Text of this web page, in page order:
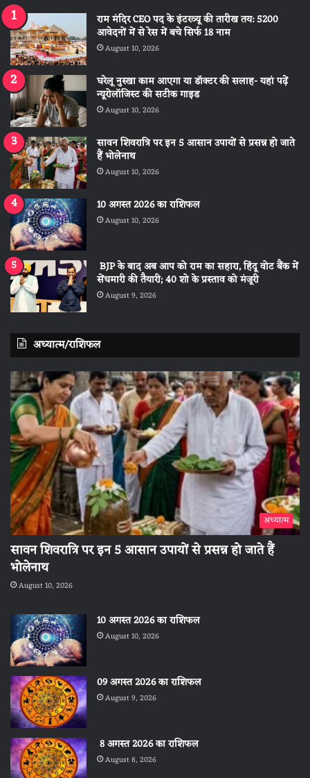
राम मंदिर CEO पद के इंटरव्यू की तारीख तय: 5200
आवेदनों में से रेस में बचे सिर्फ 18 नाम
August 10, 2026
घरेलू नुस्खा काम आएगा या डॉक्टर की सलाह- यहां पढ़ें
न्यूरोलॉजिस्ट की सटीक गाइड
August 10, 2026
सावन शिवरात्रि पर इन 5 आसान उपायों से प्रसन्न हो जाते
हैं भोलेनाथ
August 10, 2026
10 अगस्त 2026 का राशिफल
August 10, 2026
BJP के बाद अब आप को राम का सहारा, हिंदू वोट बैंक में
सेंधमारी की तैयारी; 40 शो के प्रस्ताव को मंजूरी
August 9, 2026
अध्यात्म/राशिफल
अध्यात्म
सावन शिवरात्रि पर इन 5 आसान उपायों से प्रसन्न हो जाते हैं
भोलेनाथ
August 10, 2026
10 अगस्त 2026 का राशिफल
August 10, 2026
09 अगस्त 2026 का राशिफल
August 9, 2026
8 अगस्त 2026 का राशिफल
August 8, 2026